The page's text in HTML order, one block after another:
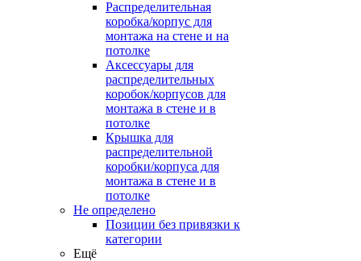
Распределительная
коробка/корпус для
монтажа на стене и на
потолке
Аксессуары для
распределительных
коробок/корпусов для
монтажа в стене и в
потолке
Крышка для
распределительной
коробки/корпуса для
монтажа в стене и в
потолке
Не определено
Позиции без привязки к
категории
Ещё